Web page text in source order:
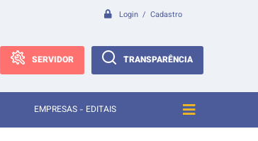
Login / Cadastro
SERVIDOR TRANSPARÊNCIA
EMPRESAS - EDITAIS